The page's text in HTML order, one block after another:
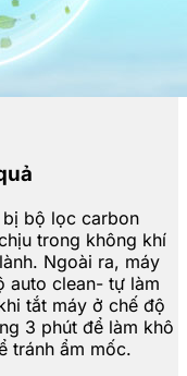
bộ lọc carbon
trong không khí
Ngoài ra, máy
auto clean- tự làm
tắt máy ở chế độ
3 phút để làm khô
tránh ẩm mốc.